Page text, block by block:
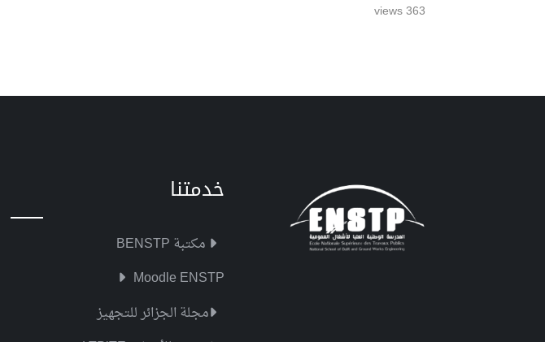
363 views
خدمتنا
مكتبة BENSTP
Moodle ENSTP
مجلة الجزائر للتجهيز